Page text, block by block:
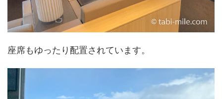
座席もゆったり配置されています。